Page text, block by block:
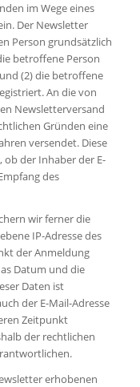
im Wege eines
Der Newsletter
Person grundsätzlich
betroffene Person
(2) die betroffene
An die von
Newsletterversand
Gründen eine
versendet. Diese
der Inhaber der E-
des
wir ferner die
IP-Adresse des
der Anmeldung
Datum und die
Daten ist
der E-Mail-Adresse
Zeitpunkt
der rechtlichen
erhobenen